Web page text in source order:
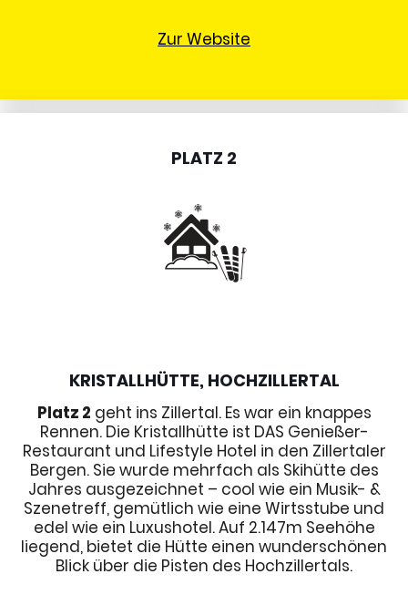
Zur Website
PLATZ 2
KRISTALLHÜTTE, HOCHZILLERTAL
Platz 2 geht ins Zillertal. Es war ein knappes
Rennen. Die Kristallhütte ist DAS Genießer-
Restaurant und Lifestyle Hotel in den Zillertaler
Bergen. Sie wurde mehrfach als Skihütte des
Jahres ausgezeichnet – cool wie ein Musik- &
Szenetreff, gemütlich wie eine Wirtsstube und
edel wie ein Luxushotel. Auf 2.147m Seehöhe
liegend, bietet die Hütte einen wunderschönen
Blick über die Pisten des Hochzillertals.